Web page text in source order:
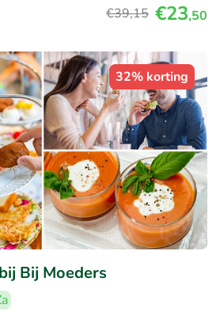
€39,15 €23,50
32% korting
Bij Moeders